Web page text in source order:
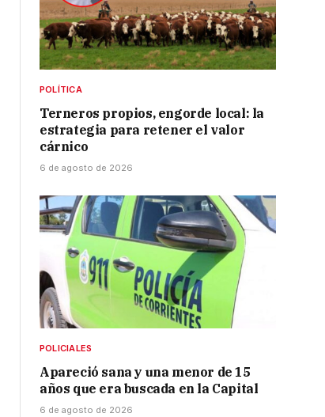
POLÍTICA
Terneros propios, engorde local: la
estrategia para retener el valor
cárnico
6 de agosto de 2026
POLICIALES
Apareció sana y una menor de 15
años que era buscada en la Capital
6 de agosto de 2026